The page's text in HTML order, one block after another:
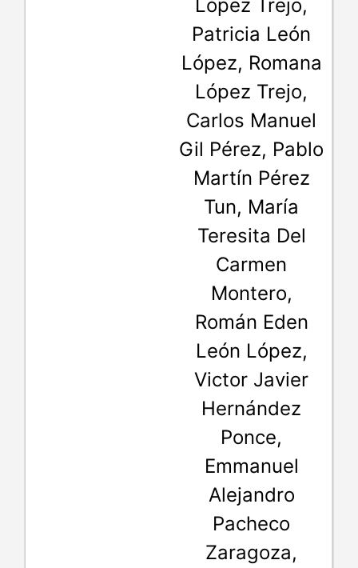
López Trejo,
Patricia León
López, Romana
López Trejo,
Carlos Manuel
Gil Pérez, Pablo
Martín Pérez
Tun, María
Teresita Del
Carmen
Montero,
Román Eden
León López,
Victor Javier
Hernández
Ponce,
Emmanuel
Alejandro
Pacheco
Zaragoza,